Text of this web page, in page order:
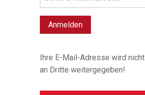
Ihre E-Mail-Adresse wird nicht
an Dritte weitergegeben!